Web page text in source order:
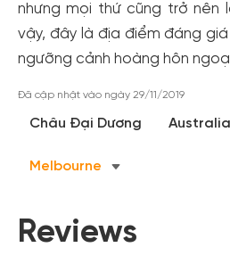
nhưng mọi thứ cũng trở nên
vậy, đây là địa điểm đáng
ngưỡng cảnh hoàng hôn
Đã cập nhật vào ngày 29/11/2019
Châu Đại Dương
Melbourne
Reviews
Tạo tài khoản nhanh
Tạo tài khoản để có thể